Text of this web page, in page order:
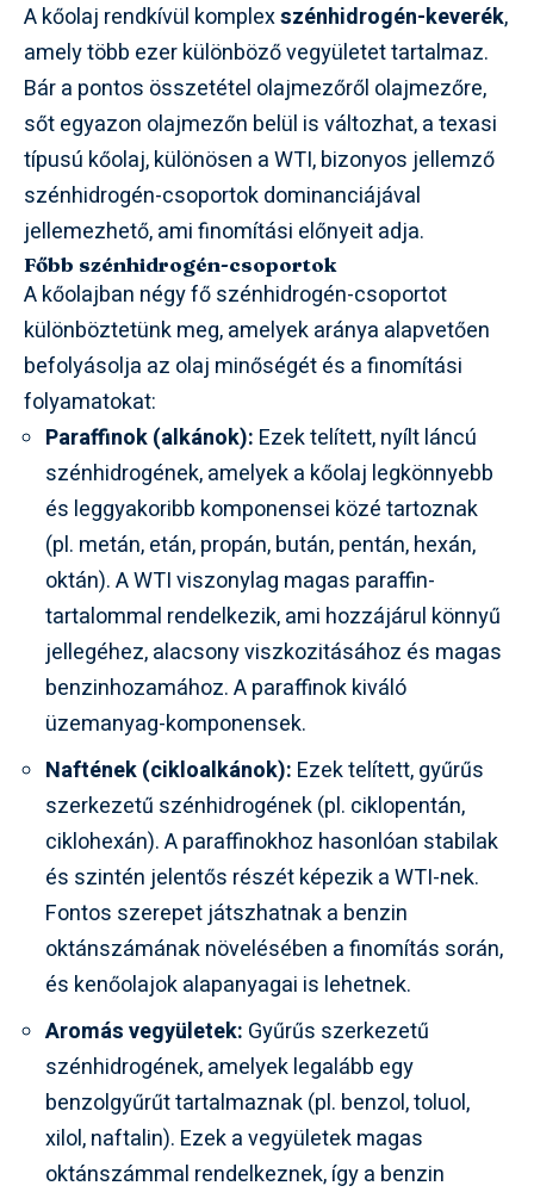
A kőolaj rendkívül komplexszénhidrogén-keverék,
amely több ezer különböző vegyületet tartalmaz.
Bár a pontos összetétel olajmezőről olajmezőre,
sőt egyazon olajmezőn belül is változhat, a texasi
típusú kőolaj, különösen a WTI, bizonyos jellemző
szénhidrogén-csoportok dominanciájával
jellemezhető, ami finomítási előnyeit adja.
Főbb szénhidrogén-csoportok
A kőolajban négy fő szénhidrogén-csoportot
különböztetünk meg, amelyek aránya alapvetően
befolyásolja az olaj minőségét és a finomítási
folyamatokat:
Paraffinok (alkánok): Ezek telített, nyílt láncú
szénhidrogének, amelyek a kőolaj legkönnyebb
és leggyakoribb komponensei közé tartoznak
(pl. metán, etán, propán, bután, pentán, hexán,
oktán). A WTI viszonylag magas paraffin-
tartalommal rendelkezik, ami hozzájárul könnyű
jellegéhez, alacsony viszkozitásához és magas
benzinhozamához. A paraffinok kiváló
üzemanyag-komponensek.
Naftének (cikloalkánok): Ezek telített, gyűrűs
szerkezetű szénhidrogének (pl. ciklopentán,
ciklohexán). A paraffinokhoz hasonlóan stabilak
és szintén jelentős részét képezik a WTI-nek.
Fontos szerepet játszhatnak a benzin
oktánszámának növelésében a finomítás során,
és kenőolajok alapanyagai is lehetnek.
Aromás vegyületek: Gyűrűs szerkezetű
szénhidrogének, amelyek legalább egy
benzolgyűrűt tartalmaznak (pl. benzol, toluol,
xilol, naftalin). Ezek a vegyületek magas
oktánszámmal rendelkeznek, így a benzin